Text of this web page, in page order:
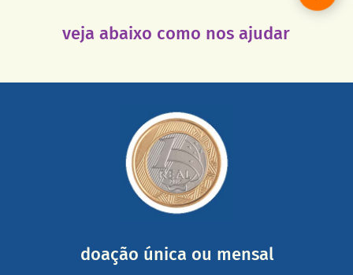
veja abaixo como nos ajudar
doação única ou mensal
mail mostrando tudo o que fizemos com a sua ajuda
somada a de outras pessoas.
saiba mais